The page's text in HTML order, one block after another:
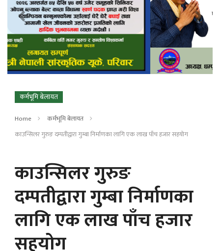
कर्मभूमि बेलायत
Home
कर्मभूमि बेलायत
काउन्सिलर गुरुङ दम्पतीद्वारा गुम्बा निर्माणका लागि एक लाख पाँच हजार सहयोग
काउन्सिलर गुरुङ
दम्पतीद्वारा गुम्बा निर्माणका
लागि एक लाख पाँच हजार
सहयोग